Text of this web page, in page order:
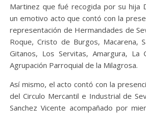
Martinez que fué recogida por su hija
un emotivo acto que contó con la
representación de Hermandades de
Roque, Cristo de Burgos, Macarena,
Gitanos, Los Servitas, Amargura, La
Agrupación Parroquial de la Milagrosa.
Así mismo, el acto contó con la
del Circulo Mercantil e Industrial de
Sanchez Vicente acompañado por